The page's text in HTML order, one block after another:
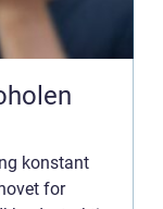
konstant
for